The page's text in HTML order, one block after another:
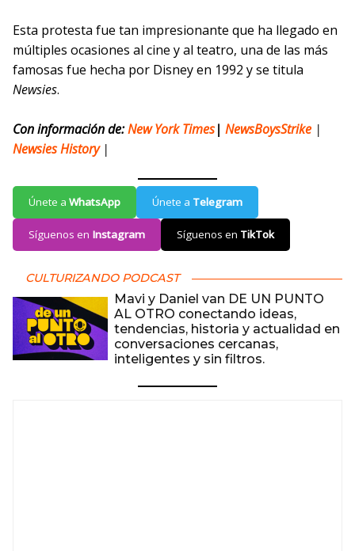
Esta protesta fue tan impresionante que ha llegado en
múltiples ocasiones al cine y al teatro, una de las más
famosas fue hecha por Disney en 1992 y se titula
Newsies.
Con información de:New York Times| NewsBoysStrike |
Newsies History|
Únete a WhatsApp Únete a Telegram
Síguenos en Instagram Síguenos en TikTok
CULTURIZANDO PODCAST
Mavi y Daniel van DE UN PUNTO
AL OTRO conectando ideas,
tendencias, historia y actualidad en
conversaciones cercanas,
inteligentes y sin filtros.